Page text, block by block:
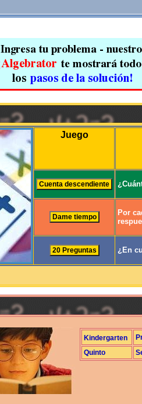
Juego
Por
¿En
Kindergarten
Quinto